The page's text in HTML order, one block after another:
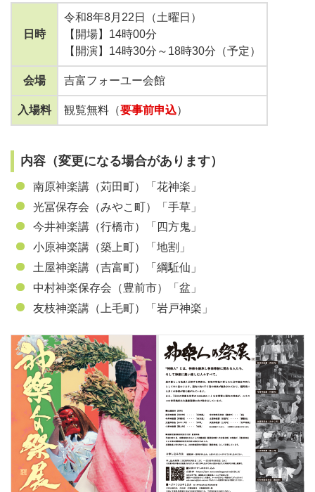
日時
令和8年8月22日（土曜日）
【開場】14時00分
【開演】14時30分～18時30分（予定）
会場 吉富フォーユー会館
入場料 観覧無料（要事前申込）
内容（変更になる場合があります）
南原神楽講（苅田町）「花神楽」
光冨保存会（みやこ町）「手草」
今井神楽講（行橋市）「四方鬼」
小原神楽講（築上町）「地割」
土屋神楽講（吉富町）「綱駈仙」
中村神楽保存会（豊前市）「盆」
友枝神楽講（上毛町）「岩戸神楽」